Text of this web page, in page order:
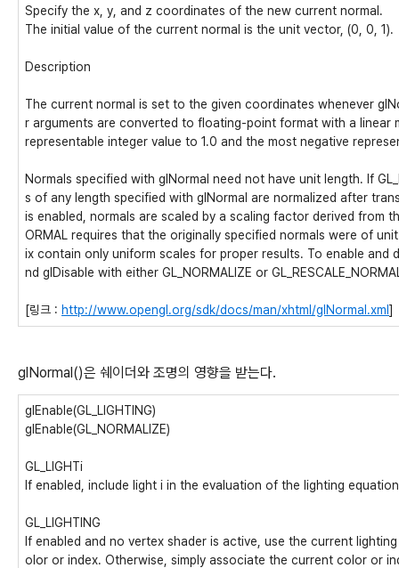
Specify the x, y, and z coordinates of the new current normal.
The initial value of the current normal is the unit vector, (0, 0, 1).
Description
The current normal is set to the given coordinates whenever
r arguments are converted to floating-point format with a linear
representable integer value to 1.0 and the most negative
Normals specified with glNormal need not have unit length. If
s of any length specified with glNormal are normalized after
is enabled, normals are scaled by a scaling factor derived from
ORMAL requires that the originally specified normals were of
ix contain only uniform scales for proper results. To enable and
nd glDisable with either GL_NORMALIZE or
[링크 : http://www.opengl.org/sdk/docs/man/xhtml/glNormal.xml ]
glNormal()은 쉐이더와 조명의 영향을 받는다.
glEnable(GL_LIGHTING)
glEnable(GL_NORMALIZE)
GL_LIGHTi
If enabled, include light i in the evaluation of the lighting
GL_LIGHTING
If enabled and no vertex shader is active, use the current
olor or index. Otherwise, simply associate the current color or